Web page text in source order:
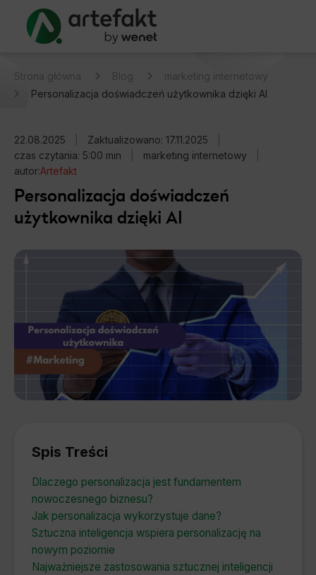
Strona główna Blog
marketing internetowy
Personalizacja doświadczeń użytkownika dzięki AI
22.08.2025 Zaktualizowano: 17.11.2025
czas czytania: 5:00 min
marketing internetowy
autor:Artefakt
Personalizacja doświadczeń
użytkownika dzięki AI
Spis Treści
Dlaczego personalizacja jest fundamentem
nowoczesnego biznesu?
Jak personalizacja wykorzystuje dane?
Sztuczna inteligencja wspiera personalizację na
nowym poziomie
Najważniejsze zastosowania sztucznej inteligencji